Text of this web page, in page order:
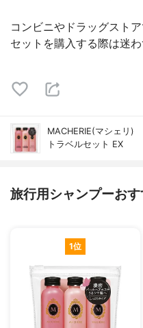
コンビニやドラッグスト
セットを購入する際は迷
MACHERIE(マシェリ)
トラベルセット EX
旅行用シャンプーお
1位